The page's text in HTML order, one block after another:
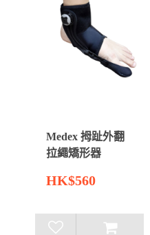
Medex 拇趾外翻
拉繩矯形器
HK$560